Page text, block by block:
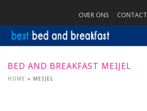
OVER ONS CONTACT
BED AND BREAKFAST MEIJEL
HOME » MEIJEL